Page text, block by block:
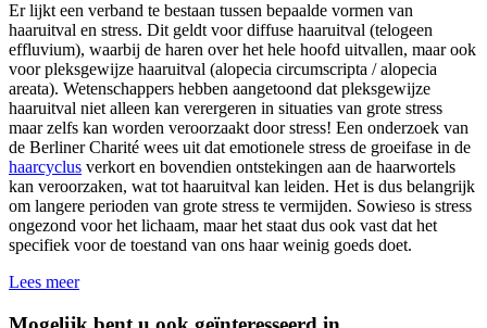
Er lijkt een verband te bestaan tussen bepaalde vormen van
haaruitval en stress. Dit geldt voor diffuse haaruitval (telogeen
effluvium), waarbij de haren over het hele hoofd uitvallen, maar ook
voor pleksgewijze haaruitval (alopecia circumscripta / alopecia
areata). Wetenschappers hebben aangetoond dat pleksgewijze
haaruitval niet alleen kan verergeren in situaties van grote stress
maar zelfs kan worden veroorzaakt door stress! Een onderzoek van
de Berliner Charité wees uit dat emotionele stress de groeifase in de
haarcyclus verkort en bovendien ontstekingen aan de haarwortels
kan veroorzaken, wat tot haaruitval kan leiden. Het is dus belangrijk
om langere perioden van grote stress te vermijden. Sowieso is stress
ongezond voor het lichaam, maar het staat dus ook vast dat het
specifiek voor de toestand van ons haar weinig goeds doet.
Lees meer